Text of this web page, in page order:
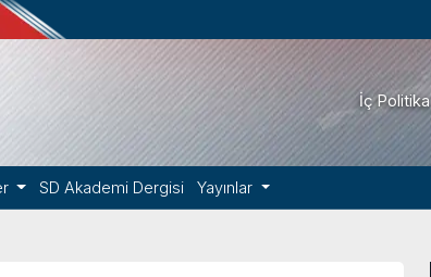
İç Politika
SD Akademi Dergisi Yayınlar